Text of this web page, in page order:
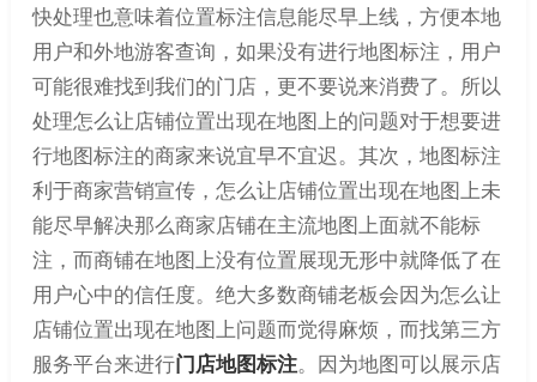
快处理也意味着位置标注信息能尽早上线，方便本地
用户和外地游客查询，如果没有进行地图标注，用户
可能很难找到我们的门店，更不要说来消费了。所以
处理怎么让店铺位置出现在地图上的问题对于想要进
行地图标注的商家来说宜早不宜迟。其次，地图标注
利于商家营销宣传，怎么让店铺位置出现在地图上未
能尽早解决那么商家店铺在主流地图上面就不能标
注，而商铺在地图上没有位置展现无形中就降低了在
用户心中的信任度。绝大多数商铺老板会因为怎么让
店铺位置出现在地图上问题而觉得麻烦，而找第三方
服务平台来进行门店地图标注。因为地图可以展示店